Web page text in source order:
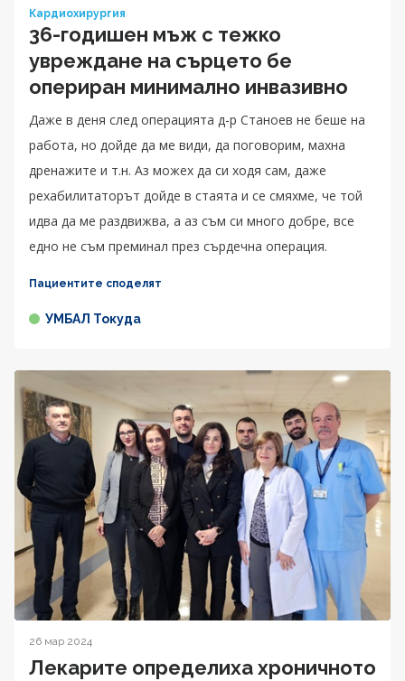
Кардиохирургия
36-годишен мъж с тежко
увреждане на сърцето бе
опериран минимално инвазивно
Даже в деня след операцията д-р Станоев не беше на
работа, но дойде да ме види, да поговорим, махна
дренажите и т.н. Аз можех да си ходя сам, даже
рехабилитаторът дойде в стаята и се смяхме, че той
идва да ме раздвижва, а аз съм си много добре, все
едно не съм преминал през сърдечна операция.
Пациентите споделят
УМБАЛ Токуда
26 мар 2024
Лекарите определиха хроничното